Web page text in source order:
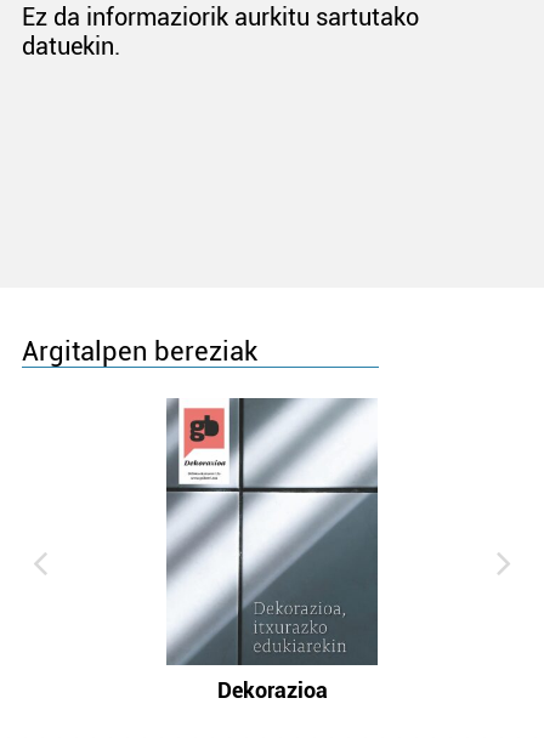
Ez da informaziorik aurkitu sartutako
datuekin.
Argitalpen bereziak
Dekorazioa